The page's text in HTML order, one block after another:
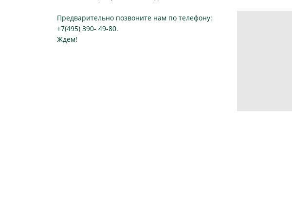
Предварительно позвоните нам по телефону:
+7(495) 390- 49-80.
Ждем!